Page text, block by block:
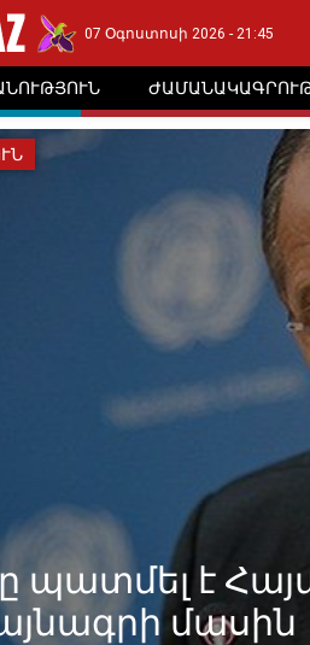
07 Օգոստոսի 2026 - 21:45
պատմել է
մասին